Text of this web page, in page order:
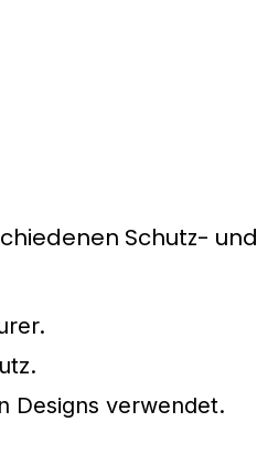
Schutz- und
Designs verwendet.